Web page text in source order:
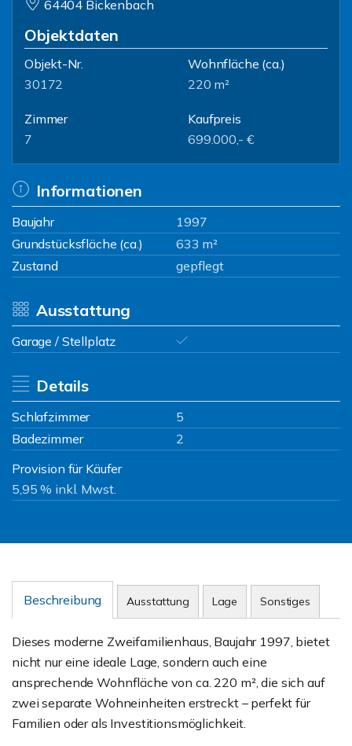
64404 Bickenbach
Objektdaten
Objekt-Nr.
30172
Wohnfläche (ca.)
220 m²
Zimmer
7
Kaufpreis
699.000,- €
Informationen
Baujahr
1997
Grundstücksfläche (ca.)
633 m²
Zustand
gepflegt
Ausstattung
Garage / Stellplatz
Details
Schlafzimmer
5
Badezimmer
2
Provision für Käufer
5,95 % inkl. Mwst.
Beschreibung Ausstattung Lage Sonstiges
Dieses moderne Zweifamilienhaus, Baujahr 1997, bietet
nicht nur eine ideale Lage, sondern auch eine
ansprechende Wohnfläche von ca. 220 m², die sich auf
zwei separate Wohneinheiten erstreckt – perfekt für
Familien oder als Investitionsmöglichkeit.